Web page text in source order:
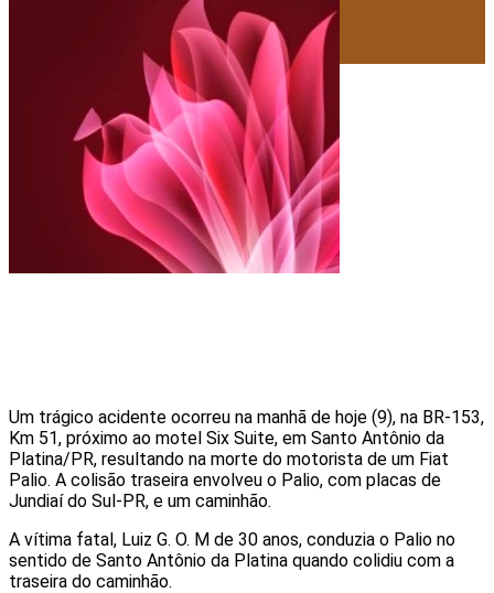
Sem Resultados
Ver Todos os Resultados
Um trágico acidente ocorreu na manhã de hoje (9), na BR-153,
Km 51, próximo ao motel Six Suite, em Santo Antônio da
Platina/PR, resultando na morte do motorista de um Fiat
Palio. A colisão traseira envolveu o Palio, com placas de
Jundiaí do Sul-PR, e um caminhão.
A vítima fatal, Luiz G. O. M de 30 anos, conduzia o Palio no
sentido de Santo Antônio da Platina quando colidiu com a
traseira do caminhão.